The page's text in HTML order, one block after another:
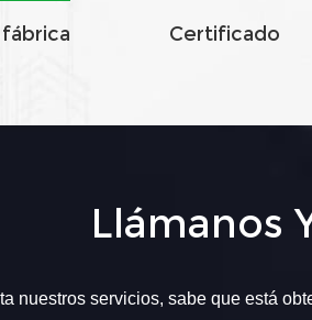
Certificado
Llámanos
nuestros servicios, sabe que está